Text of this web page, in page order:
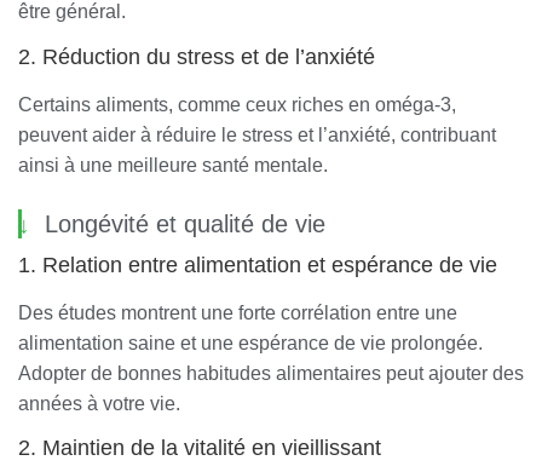
être général.
2. Réduction du stress et de l’anxiété
Certains aliments, comme ceux riches en oméga-3,
peuvent aider à réduire le stress et l’anxiété, contribuant
ainsi à une meilleure santé mentale.
Longévité et qualité de vie
1. Relation entre alimentation et espérance de vie
Des études montrent une forte corrélation entre une
alimentation saine et une espérance de vie prolongée.
Adopter de bonnes habitudes alimentaires peut ajouter des
années à votre vie.
2. Maintien de la vitalité en vieillissant